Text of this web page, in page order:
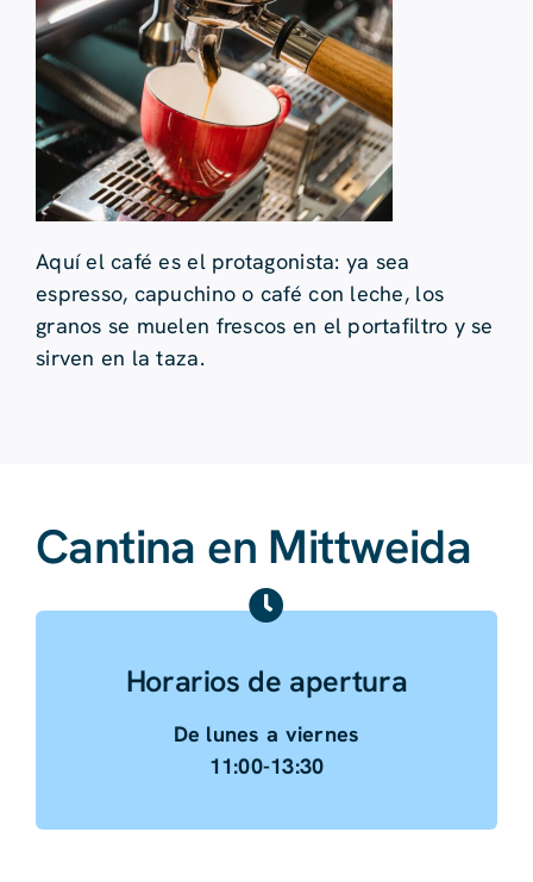
Aquí el café es el protagonista: ya sea
espresso, capuchino o café con leche, los
granos se muelen frescos en el portafiltro y se
sirven en la taza.
Cantina en Mittweida
Horarios de apertura
De lunes a viernes
11:00-13:30